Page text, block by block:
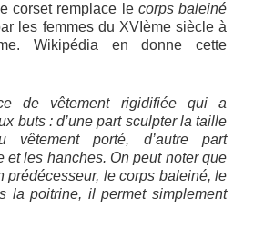
corset remplace le corps baleiné
les femmes du XVIème siècle à
Wikipédia en donne cette
de vêtement rigidifiée qui a
buts : d’une part sculpter la taille
vêtement porté, d’autre part
et les hanches. On peut noter que
prédécesseur, le corps baleiné, le
la poitrine, il permet simplement